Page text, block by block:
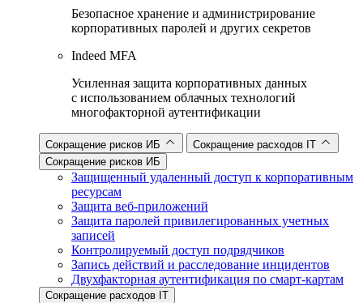
Безопасное хранение и администрирование
корпоративных паролей и других секретов
Indeed MFA
Усиленная защита корпоративных данных
с использованием облачных технологий
многофакторной аутентификации
Сокращение рисков ИБ
Сокращение расходов IT
Сокращение рисков ИБ
Защищенный удаленный доступ к корпоративным
ресурсам
Защита веб-приложений
Защита паролей привилегированных учетных
записей
Контролируемый доступ подрядчиков
Запись действий и расследование инцидентов
Двухфакторная аутентификация по смарт-картам
Сокращение расходов IT